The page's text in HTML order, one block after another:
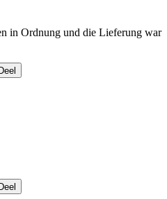
in Ordnung und die Lieferung war